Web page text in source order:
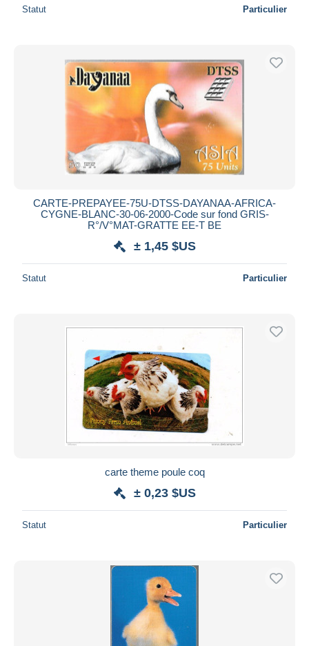
Statut Particulier
CARTE-PREPAYEE-75U-DTSS-DAYANAA-AFRICA-
CYGNE-BLANC-30-06-2000-Code sur fond GRIS-
R°/V°MAT-GRATTE EE-T BE
± 1,45 $US
Statut Particulier
carte theme poule coq
± 0,23 $US
Statut Particulier